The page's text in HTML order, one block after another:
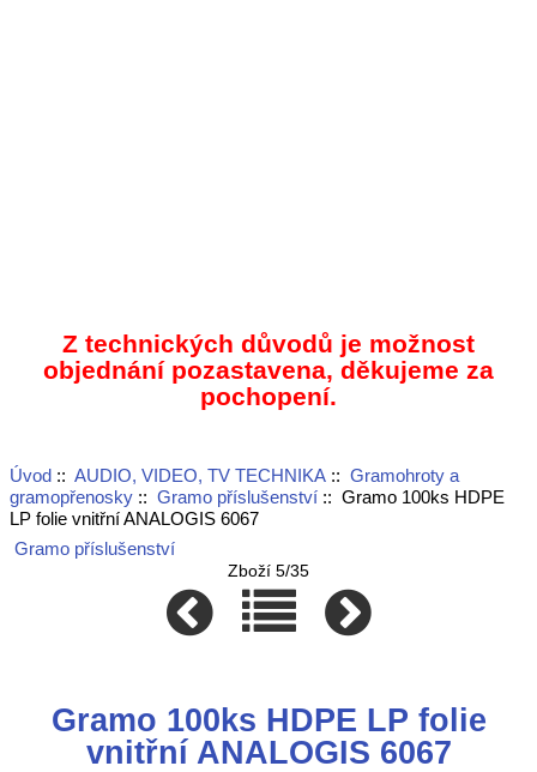
Z technických důvodů je možnost
objednání pozastavena, děkujeme za
pochopení.
Úvod:: AUDIO, VIDEO, TV TECHNIKA:: Gramohroty a
gramopřenosky:: Gramo příslušenství:: Gramo 100ks HDPE
LP folie vnitřní ANALOGIS 6067
Gramo příslušenství
Zboží 5/35
Gramo 100ks HDPE LP folie
vnitřní ANALOGIS 6067